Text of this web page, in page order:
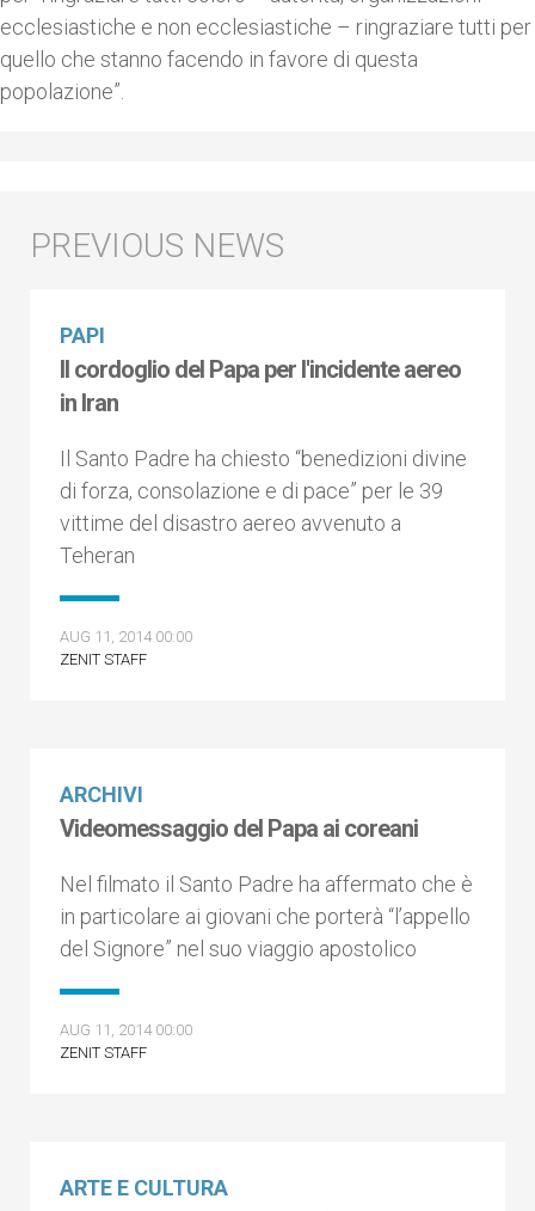
ecclesiastiche e non ecclesiastiche – ringraziare tutti per
quello che stanno facendo in favore di questa
popolazione”.
PAPI
Il cordoglio del Papa per l'incidente aereo
in Iran
Il Santo Padre ha chiesto “benedizioni divine
di forza, consolazione e di pace” per le 39
vittime del disastro aereo avvenuto a
Teheran
AUG 11, 2014 00:00
ZENIT STAFF
ARCHIVI
Videomessaggio del Papa ai coreani
Nel filmato il Santo Padre ha affermato che è
in particolare ai giovani che porterà “l’appello
del Signore” nel suo viaggio apostolico
AUG 11, 2014 00:00
ZENIT STAFF
ARTE E CULTURA